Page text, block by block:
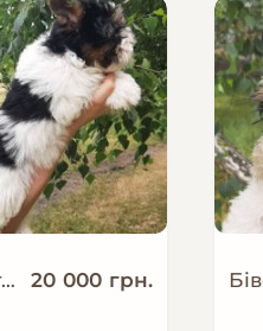
Бівер йорк, дівчинка, стандарт, 11.04 20 000 грн.